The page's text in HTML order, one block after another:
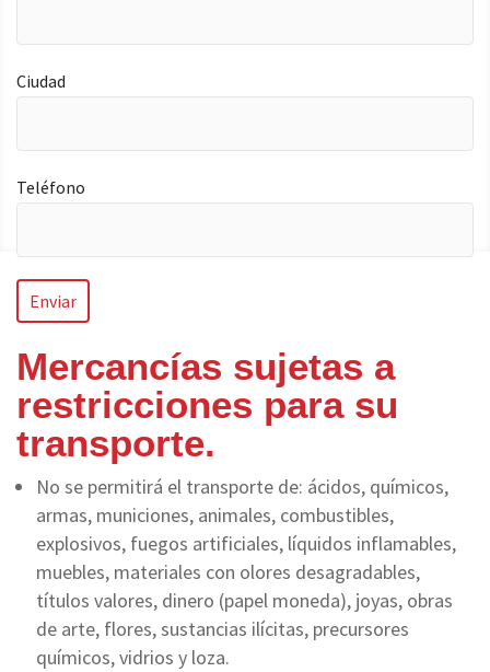
Ciudad
Teléfono
Mercancías sujetas a
restricciones para su
transporte.
No se permitirá el transporte de: ácidos, químicos,
armas, municiones, animales, combustibles,
explosivos, fuegos artificiales, líquidos inflamables,
muebles, materiales con olores desagradables,
títulos valores, dinero (papel moneda), joyas, obras
de arte, flores, sustancias ilícitas, precursores
químicos, vidrios y loza.